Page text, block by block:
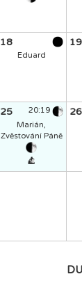
18
Eduard
19
25
20:19
Marián,
Zvěstování Páně
26